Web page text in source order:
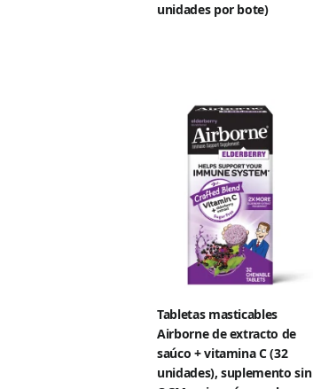
unidades por bote)
Tabletas masticables
Airborne de extracto de
saúco + vitamina C (32
unidades), suplemento sin